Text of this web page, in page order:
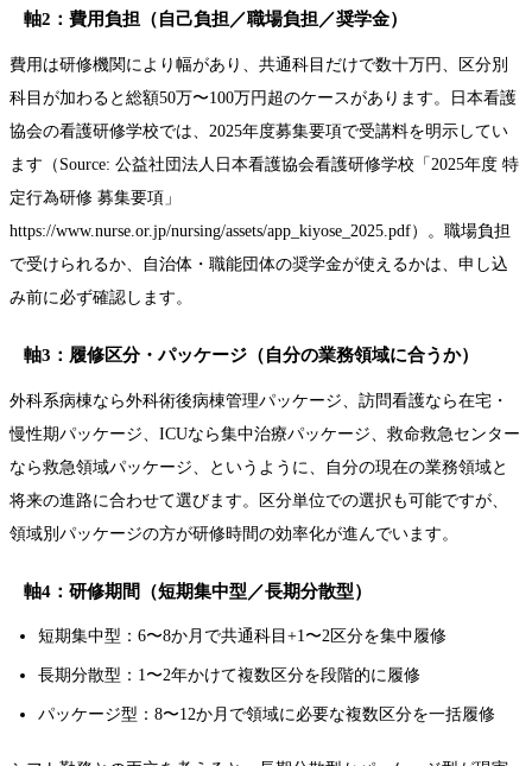
軸2：費用負担（自己負担／職場負担／奨学金）
費用は研修機関により幅があり、共通科目だけで数十万円、区分別
科目が加わると総額50万〜100万円超のケースがあります。日本看護
協会の看護研修学校では、2025年度募集要項で受講料を明示してい
ます（Source: 公益社団法人日本看護協会看護研修学校「2025年度 特
定行為研修 募集要項」
https://www.nurse.or.jp/nursing/assets/app_kiyose_2025.pdf）。職場負担
で受けられるか、自治体・職能団体の奨学金が使えるかは、申し込
み前に必ず確認します。
軸3：履修区分・パッケージ（自分の業務領域に合うか）
外科系病棟なら外科術後病棟管理パッケージ、訪問看護なら在宅・
慢性期パッケージ、ICUなら集中治療パッケージ、救命救急センター
なら救急領域パッケージ、というように、自分の現在の業務領域と
将来の進路に合わせて選びます。区分単位での選択も可能ですが、
領域別パッケージの方が研修時間の効率化が進んでいます。
軸4：研修期間（短期集中型／長期分散型）
短期集中型：6〜8か月で共通科目+1〜2区分を集中履修
長期分散型：1〜2年かけて複数区分を段階的に履修
パッケージ型：8〜12か月で領域に必要な複数区分を一括履修